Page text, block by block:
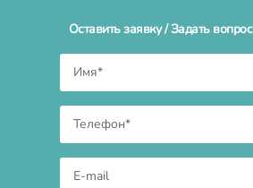
Оставить заявку / Задать вопрос